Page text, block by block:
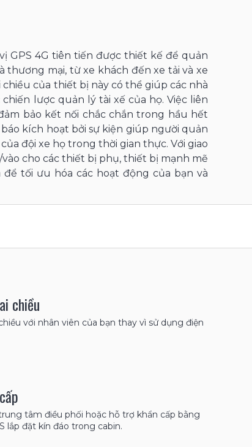
GPS 4G tiên tiến được thiết kế để quản
thương mại, từ xe khách đến xe tải và xe
của thiết bị này có thể giúp các nhà
lược quản lý tài xế của họ. Việc liên
đảm bảo kết nối chắc chắn trong hầu hết
kích hoạt bởi sự kiện giúp người quản
đội xe họ trong thời gian thực. Với giao
cho các thiết bị phụ, thiết bị mạnh mẽ
tối ưu hóa các hoạt động của bạn và
chiều
với nhân viên của bạn thay vì sử dụng điện
tâm điều phối hoặc hỗ trợ khẩn cấp bằng
lắp đặt kín đáo trong cabin.